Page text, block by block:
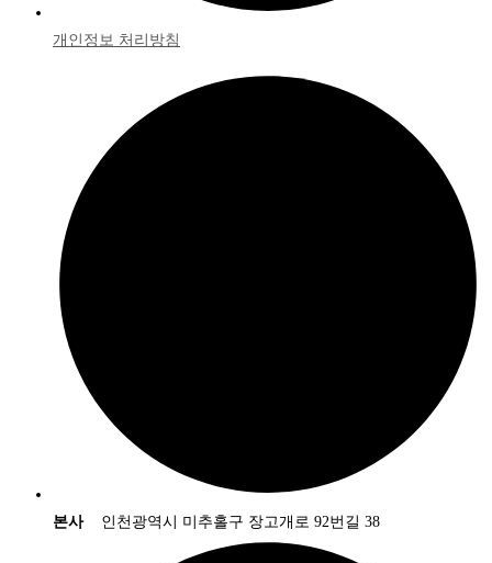
개인정보 처리방침
본사 인천광역시 미추홀구 장고개로 92번길 38